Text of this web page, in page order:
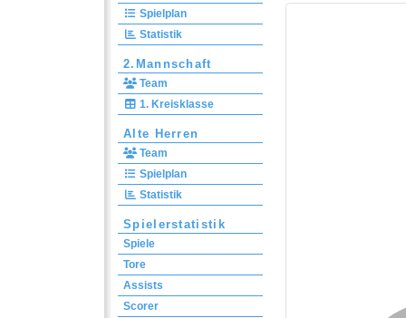
Spielplan
Statistik
2.Mannschaft
Team
1. Kreisklasse
Alte Herren
Team
Spielplan
Statistik
Spielerstatistik
Spiele
Tore
Assists
Scorer